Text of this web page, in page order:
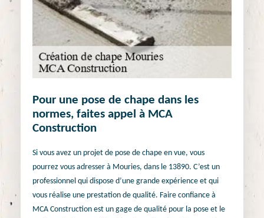
Pour une pose de chape dans les
normes, faites appel à MCA
Construction
Si vous avez un projet de pose de chape en vue, vous
pourrez vous adresser à Mouries, dans le 13890. C’est un
professionnel qui dispose d’une grande expérience et qui
vous réalise une prestation de qualité. Faire confiance à
MCA Construction est un gage de qualité pour la pose et le